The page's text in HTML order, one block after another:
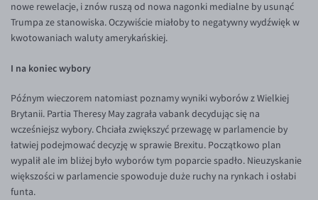
EUR/USD
EUR/GBP
EUR/DKK
EUR/NOK
EUR/SEK
EUR/AUD
nowe rewelacje, i znów ruszą od nowa nagonki medialne by usunąć
Trumpa ze stanowiska. Oczywiście miałoby to negatywny wydźwięk w
kwotowaniach waluty amerykańskiej.
I na koniec wybory
Późnym wieczorem natomiast poznamy wyniki wyborów z Wielkiej
Brytanii. Partia Theresy May zagrała vabank decydując się na
wcześniejsz wybory. Chciała zwiększyć przewagę w parlamencie by
łatwiej podejmować decyzję w sprawie Brexitu. Początkowo plan
wypalił ale im bliżej było wyborów tym poparcie spadło. Nieuzyskanie
większości w parlamencie spowoduje duże ruchy na rynkach i osłabi
funta.